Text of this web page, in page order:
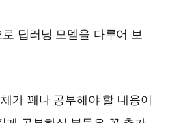
딥러닝 모델을 다루어 보
가 꽤나 공부해야 할 내용이